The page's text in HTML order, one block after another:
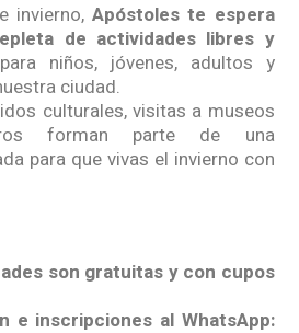
invierno,Apóstoles te espera
de actividades libres y
niños, jóvenes, adultos y
ciudad.
culturales, visitas a museos
forman parte de una
para que vivas el invierno con
son gratuitas y con cupos
e inscripciones al WhatsApp: